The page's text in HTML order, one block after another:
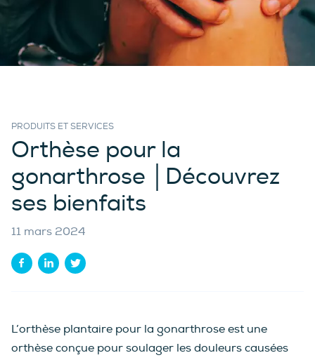
PRODUITS ET SERVICES
Orthèse pour la
gonarthrose │Découvrez
ses bienfaits
11 mars 2024
L’orthèse plantaire pour la gonarthrose est une
orthèse conçue pour soulager les douleurs causées